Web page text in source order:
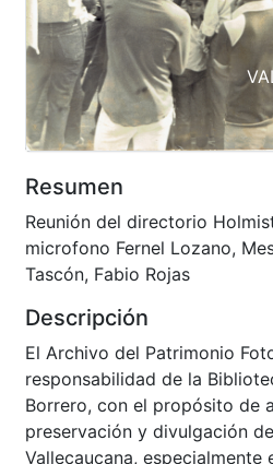
Resumen
Reunión del directorio
microfono Fernel Lozano,
Tascón, Fabio Rojas
Descripción
El Archivo del Patrimonio
responsabilidad de la
Borrero, con el propósito de
preservación y divulgación
Vallecaucana,